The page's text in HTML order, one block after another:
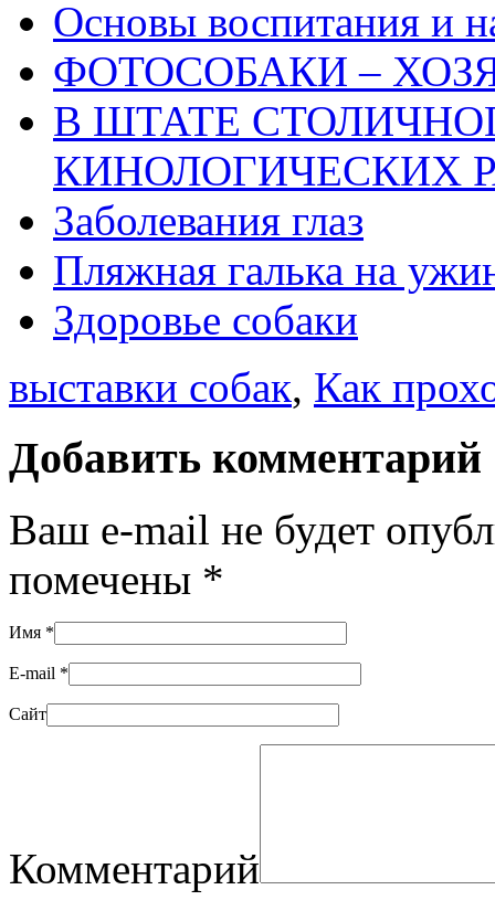
Основы воспитания и
ФОТОСОБАКИ –
В ШТАТЕ
КИНОЛОГИЧЕСКИХ
Заболевания глаз
Пляжная галька на
Здоровье собаки
выставки собак, Как
Добавить комментарий
Ваш e-mail не будет
помечены *
Имя *
E-mail *
Сайт
Комментарий